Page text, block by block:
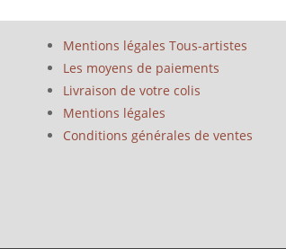
Mentions légales Tous-artistes
Les moyens de paiements
Livraison de votre colis
Mentions légales
Conditions générales de ventes